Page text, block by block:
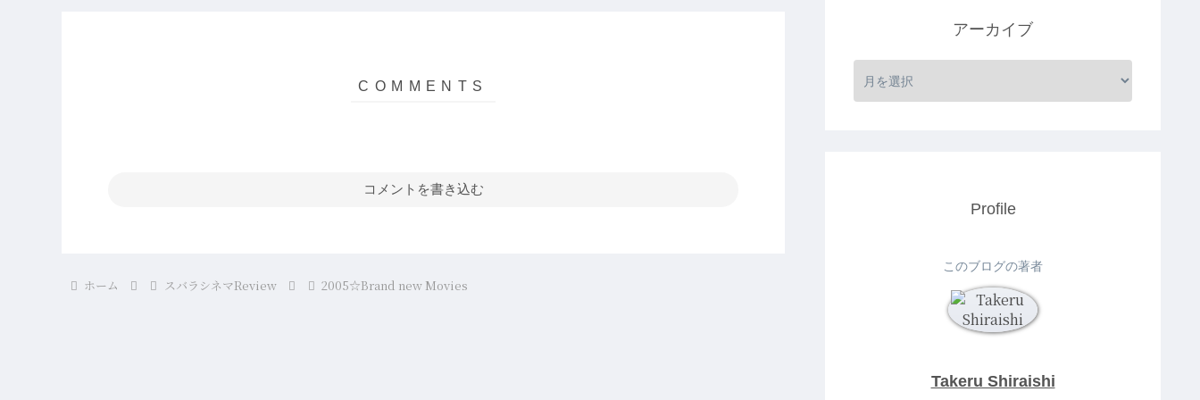
コメントを書き込む
ホーム スバラシネマReview 2005☆Brand new Movies
アーカイブ
Profile
このブログの著者
Takeru Shiraishi